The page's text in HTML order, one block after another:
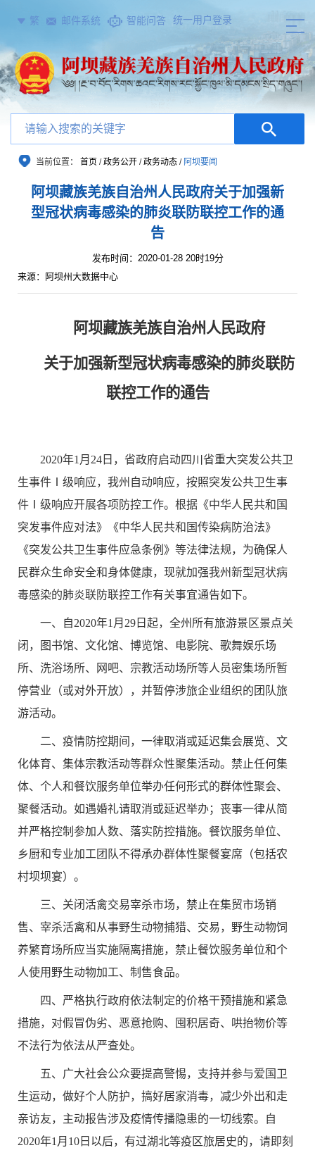
繁 邮件系统 智能问答 统一用户登录
当前位置： 首页 /政务公开 /政务动态 / 阿坝要闻
阿坝藏族羌族自治州人民政府关于加强新
型冠状病毒感染的肺炎联防联控工作的通
告
发布时间：2020-01-28 20时19分
来源：阿坝州大数据中心
阿坝藏族羌族自治州人民政府
关于加强新型冠状病毒感染的肺炎联防
联控工作的通告
2020年1 月 24 日， 省政府启动四川省重大突发公共卫
生事件Ⅰ级响应，我州 自动响应，按照突发公共卫生事
件Ⅰ级响应开展各项防控工作。根据《中华人民共和国
突发事件应对法》《中华人民共和国传染病防治法》
《突发公共卫生事件应急条例》等法律法规，为确保人
民群众生命安全和身体健康，现就加强我州新型冠状病
毒感染的肺炎联防联控工作有关事宜通告如下。
一、自2020年1 月 29 日 起，全州所有旅游景区景点关
闭，
图书馆、文化馆、博览馆、电影院、歌舞娱乐场
所、洗浴场所、网吧、宗教活动场所等人员密集场所暂
停营业（或对外开放），并暂停涉旅企业组织的团队旅
游活动。
二、疫情防控期间，一律取消或延迟集会展览、文
化体育、集体宗教活动等群众性聚集活动。禁止任何集
体、个人和餐饮服务单位举办任何形式的群体性聚会、
聚餐活动。如遇婚礼请取消或延迟举办；丧事一律从简
并严格控制参加人数、落实防控措施。餐饮服务单位、
乡厨和专业加工团队不得承办群体性聚餐宴席（包括农
村坝坝宴）。
三、关闭活禽交易宰杀市场，禁止在集贸市场销
售、宰杀活禽和从事野生动物捕猎、交易，野生动物饲
养繁育场所应当实施隔离措施，禁止餐饮服务单位和个
人使用野生动物加工、制售食品。
四、严格执行政府依法制定的价格干预措施和紧急
措施，对假冒伪劣、恶意抢购、囤积居奇、哄抬物价等
不法行为依法从严查处。
五、广大社会公众要提高警惕，支持并参与爱国卫
生运动，做好个人防护，搞好居家消毒，减少外出和走
亲访友，主动报告涉及疫情传播隐患的一切线索。
自
2020年1 月 10 日以后，有过湖北等疫区旅居史的，请即刻